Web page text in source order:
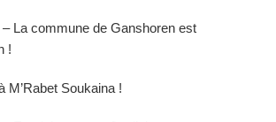
– La commune de Ganshoren est
!
M’Rabet Soukaina !